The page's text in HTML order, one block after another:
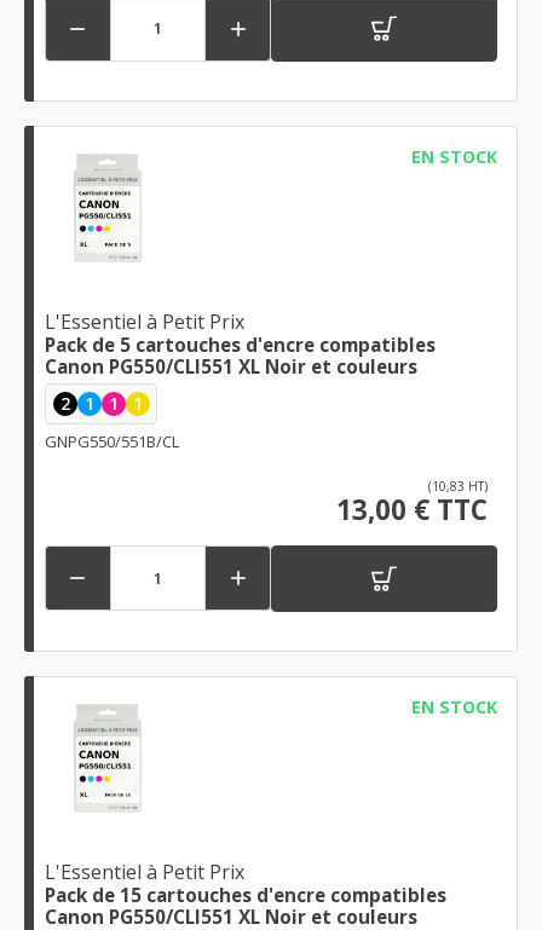
 
EN STOCK
L'Essentiel à Petit Prix
Pack de 5 cartouches d'encre compatibles
Canon PG550/CLI551 XL Noir et couleurs
2 1 1 1
GNPG550/551B/CL
(10,83 HT)
13,00 € TTC
 
EN STOCK
L'Essentiel à Petit Prix
Pack de 15 cartouches d'encre compatibles
Canon PG550/CLI551 XL Noir et couleurs